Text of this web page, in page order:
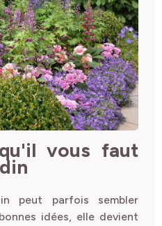
vous faut
peut parfois sembler
idées, elle devient